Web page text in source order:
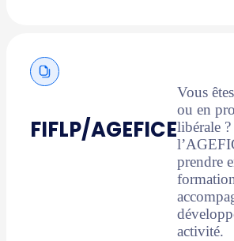
FIFLP/AGEFICE
Vous
ou en
libérale
prendre
activité.